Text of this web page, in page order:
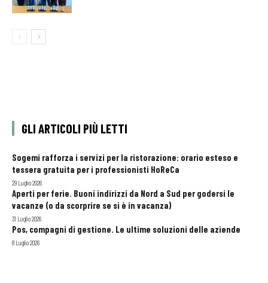
GLI ARTICOLI PIÙ LETTI
Sogemi rafforza i servizi per la ristorazione: orario esteso e
tessera gratuita per i professionisti HoReCa
29 Luglio 2026
Aperti per ferie. Buoni indirizzi da Nord a Sud per godersi le
vacanze (o da scorprire se si è in vacanza)
31 Luglio 2026
Pos, compagni di gestione. Le ultime soluzioni delle aziende
8 Luglio 2026